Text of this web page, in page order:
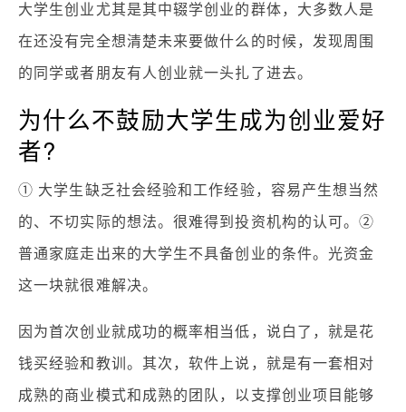
大学生创业尤其是其中辍学创业的群体，大多数人是
在还没有完全想清楚未来要做什么的时候，发现周围
的同学或者朋友有人创业就一头扎了进去。
为什么不鼓励大学生成为创业爱好
者?
① 大学生缺乏社会经验和工作经验，容易产生想当然
的、不切实际的想法。很难得到投资机构的认可。②
普通家庭走出来的大学生不具备创业的条件。光资金
这一块就很难解决。
因为首次创业就成功的概率相当低，说白了，就是花
钱买经验和教训。其次，软件上说，就是有一套相对
成熟的商业模式和成熟的团队，以支撑创业项目能够